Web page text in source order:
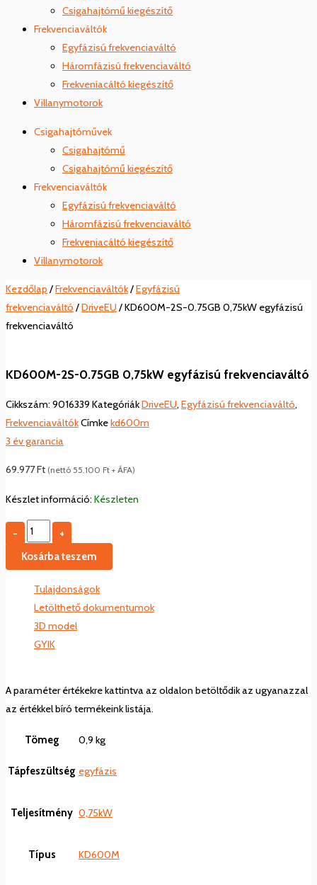
Csigahajtómű kiegészítő
Frekvenciaváltók
Egyfázisú frekvenciaváltó
Háromfázisú frekvenciaváltó
Frekveniacáltó kiegészítő
Villanymotorok
Csigahajtóművek
Csigahajtómű
Csigahajtómű kiegészítő
Frekvenciaváltók
Egyfázisú frekvenciaváltó
Háromfázisú frekvenciaváltó
Frekveniacáltó kiegészítő
Villanymotorok
Kezdőlap /Frekvenciaváltók/Egyfázisú
frekvenciaváltó /DriveEU / KD600M-2S-0.75GB 0,75kW egyfázisú
frekvenciaváltó
KD600M-2S-0.75GB 0,75kW egyfázisú frekvenciaváltó
Cikkszám: 9016339 KategóriákDriveEU, Egyfázisú frekvenciaváltó,
FrekvenciaváltókCímkekd600m
3 év garancia
69.977Ft (nettó 55.100 Ft + ÁFA)
Készlet információ: Készleten
-
+
Kosárba teszem
Tulajdonságok
Letölthető dokumentumok
3D model
GYIK
A paraméter értékekre kattintva az oldalon betöltődik az ugyanazzal
az értékkel bíró termékeink listája.
Tömeg 0,9 kg
Tápfeszültség egyfázis
Teljesítmény 0,75kW
Típus KD600M